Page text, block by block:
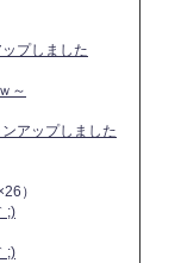
プしました
～
アップしました
）
;)
;)